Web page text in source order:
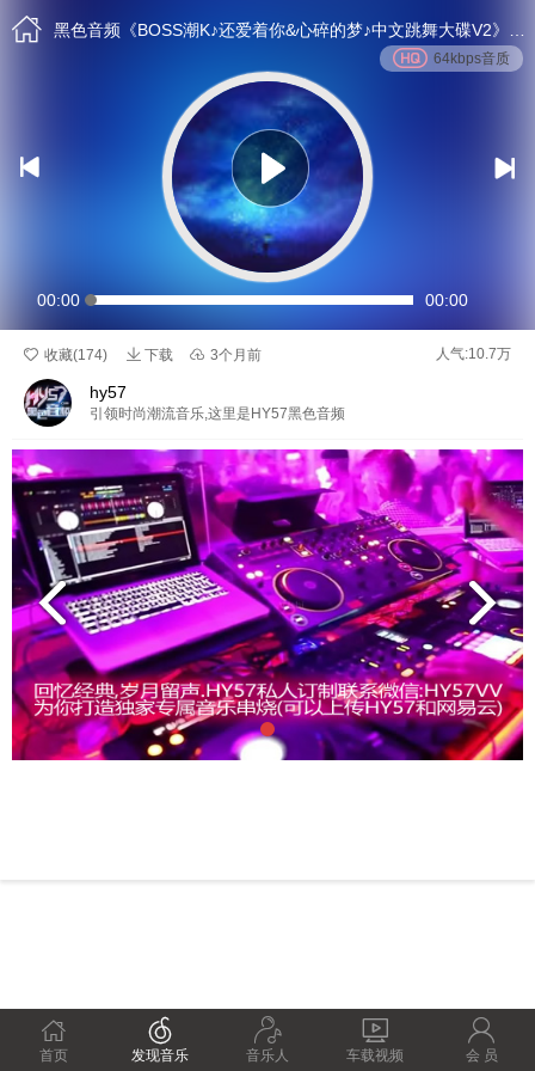

64kbps音质
 
00:00 00:00
 收藏(174)  下载  3个月前 人气:10.7万
hy57
引领时尚潮流音乐,这里是HY57黑色音频

首页

发现音乐

音乐人

车载视频

会 员